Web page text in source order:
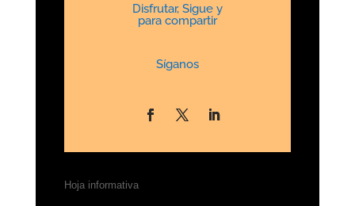
Disfrutar, Sigue y
para compartir
Síganos
Hoja informativa